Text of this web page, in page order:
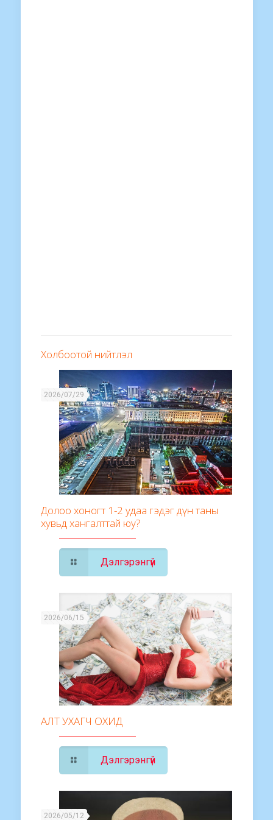
Холбоотой нийтлэл
2026/07/29
Долоо хоногт 1-2 удаа гэдэг дүн таны
хувьд хангалттай юу?
Дэлгэрэнгүй
2026/06/15
АЛТ УХАГЧ ОХИД
Дэлгэрэнгүй
2026/05/12